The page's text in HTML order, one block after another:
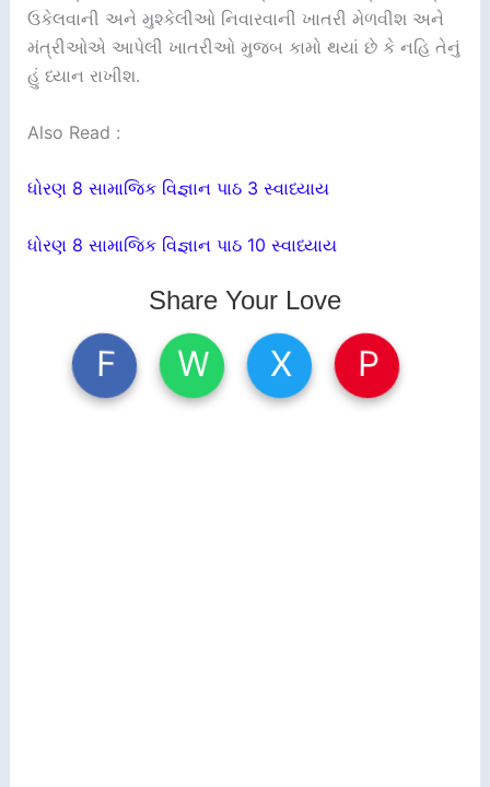
ઉકેલવાની અને મુશ્કેલીઓ નિવારવાની ખાતરી મેળવીશ અને
મંત્રીઓએ આપેલી ખાતરીઓ મુજબ કામો થયાં છે કે નહિ તેનું
હું ધ્યાન રાખીશ.
Also Read :
ધોરણ 8 સામાજિક વિજ્ઞાન પાઠ 3 સ્વાધ્યાય
ધોરણ 8 સામાજિક વિજ્ઞાન પાઠ 10 સ્વાધ્યાય
Share Your Love
F W X P